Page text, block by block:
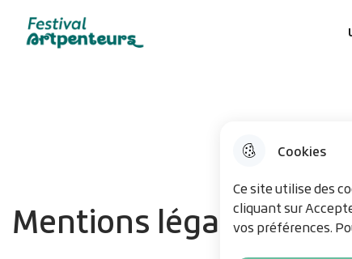
Cookies
Ce site utilise des
cliquant sur
vos préférences.
Aller au menu Aller
Festival Artpenteurs
Mentions légales